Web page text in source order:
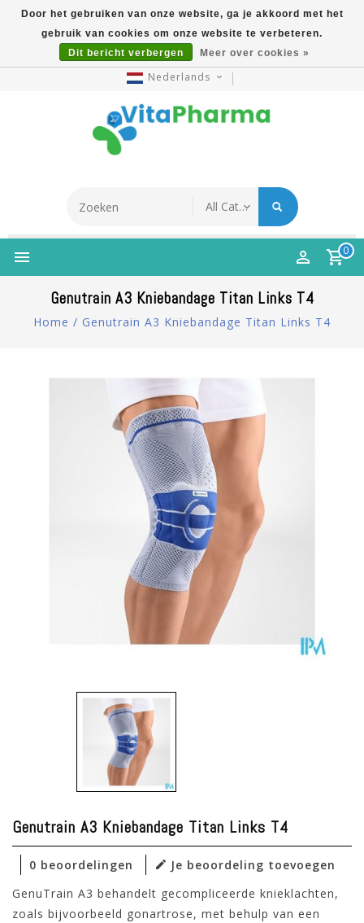
5% Korting Na Aanmelding Op Nieuwsbrief | Gratis
Verzending Vanaf €49 | Online Sinds 2007
Nederlands
0
Genutrain A3 Kniebandage Titan Links T4
Home / Genutrain A3 Kniebandage Titan Links T4
Genutrain A3 Kniebandage Titan Links T4
0 beoordelingen
Je beoordeling toevoegen
GenuTrain A3 behandelt gecompliceerde knieklachten,
zoals bijvoorbeeld gonartrose, met behulp van een
Door het gebruiken van onze website, ga je akkoord met het
gebruik van cookies om onze website te verbeteren.
Dit bericht verbergen
Meer over cookies »